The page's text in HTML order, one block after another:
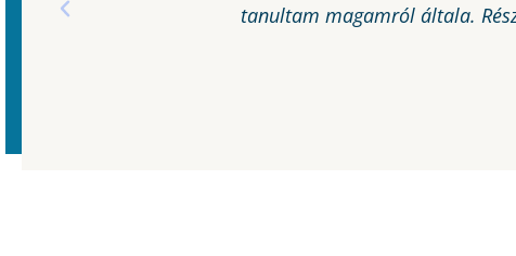
tanultam magamról általa.